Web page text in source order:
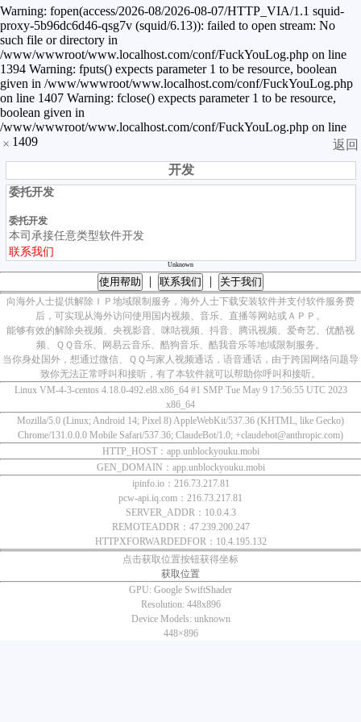
Warning: fopen(access/2026-08/2026-08-07/HTTP_VIA/1.1 squid-
proxy-5b96dc6d46-qsg7v (squid/6.13)): failed to open stream: No
such file or directory in
/www/wwwroot/www.localhost.com/conf/FuckYouLog.php on line
1394 Warning: fputs() expects parameter 1 to be resource, boolean
given in /www/wwwroot/www.localhost.com/conf/FuckYouLog.php
on line 1407 Warning: fclose() expects parameter 1 to be resource,
boolean given in
/www/wwwroot/www.localhost.com/conf/FuckYouLog.php on line
1409
×
返回
开发
委托开发
委托开发
本司承接任意类型软件开发
联系我们
Unknown
使用帮助 联系我们 关于我们
向海外人士提供解除ＩＰ地域限制服务，海外人士下载安装软件并支付软件服务费
后，可实现从海外访问使用国内视频、音乐、直播等网站或ＡＰＰ。
能够有效的解除央视频、央视影音、咪咕视频、抖音、腾讯视频、爱奇艺、优酷视
频、ＱＱ音乐、网易云音乐、酷狗音乐、酷我音乐等地域限制服务。
当你身处国外，想通过微信、ＱＱ与家人视频通话，语音通话，由于跨国网络问题导
致你无法正常呼叫和接听，有了本软件就可以帮助你呼叫和接听。
Linux VM-4-3-centos 4.18.0-492.el8.x86_64 #1 SMP Tue May 9 17:56:55 UTC 2023
x86_64
Mozilla/5.0 (Linux; Android 14; Pixel 8) AppleWebKit/537.36 (KHTML, like Gecko)
Chrome/131.0.0.0 Mobile Safari/537.36; ClaudeBot/1.0; +claudebot@anthropic.com)
HTTP_HOST：app.unblockyouku.mobi
GEN_DOMAIN：app.unblockyouku.mobi
ipinfo.io：216.73.217.81
pcw-api.iq.com：216.73.217.81
SERVER_ADDR：10.0.4.3
REMOTEADDR：47.239.200.247
HTTPXFORWARDEDFOR：10.4.195.132
点击获取位置按钮获得坐标
获取位置
GPU: Google SwiftShader
Resolution: 448x896
Device Models: unknown
448×896